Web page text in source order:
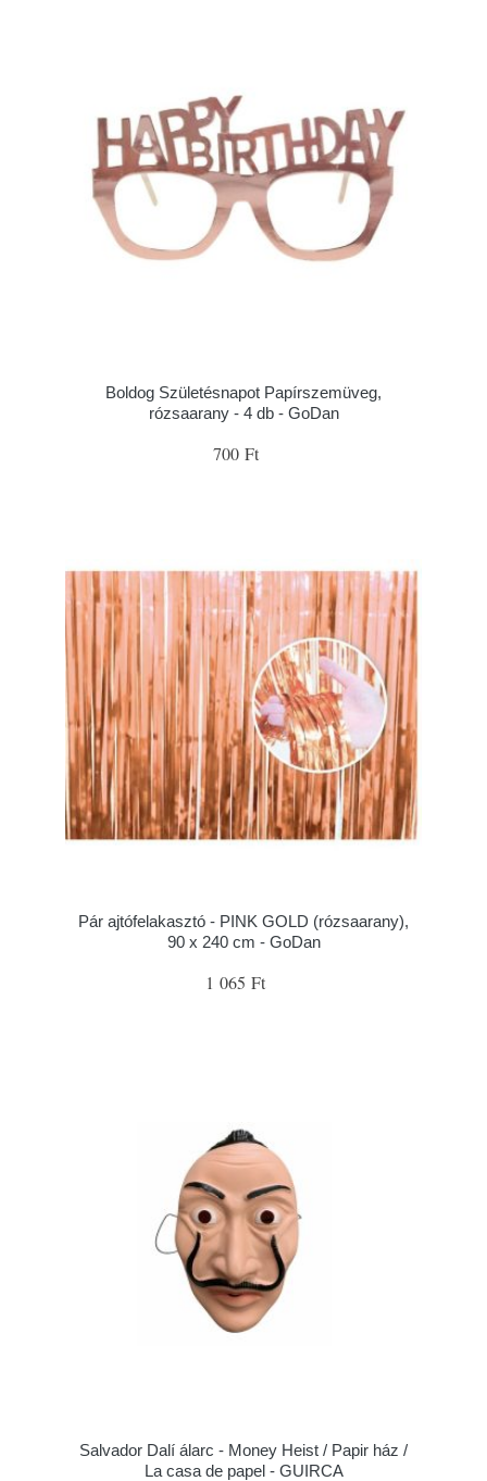
Boldog Születésnapot Papírszemüveg,
rózsaarany - 4 db - GoDan
700 Ft
Pár ajtófelakasztó - PINK GOLD (rózsaarany),
90 x 240 cm - GoDan
1 065 Ft
Salvador Dalí álarc - Money Heist / Papir ház /
La casa de papel - GUIRCA